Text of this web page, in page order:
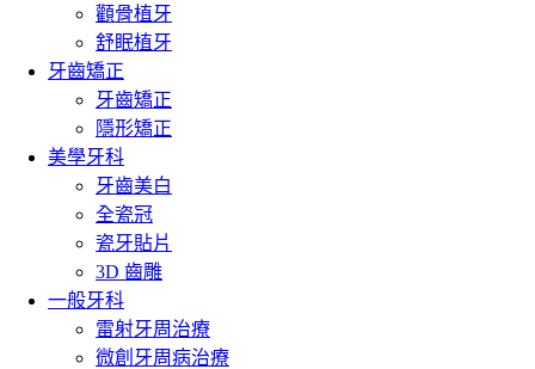
顴骨植牙
舒眠植牙
牙齒矯正
牙齒矯正
隱形矯正
美學牙科
牙齒美白
全瓷冠
瓷牙貼片
3D 齒雕
一般牙科
雷射牙周治療
微創牙周病治療